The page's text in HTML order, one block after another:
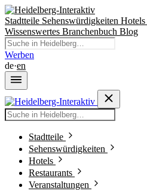
Stadtteile Sehenswürdigkeiten Hotels
Wissenswertes Branchenbuch Blog
Werben
de·en
Stadtteile
Sehenswürdigkeiten
Hotels
Restaurants
Veranstaltungen